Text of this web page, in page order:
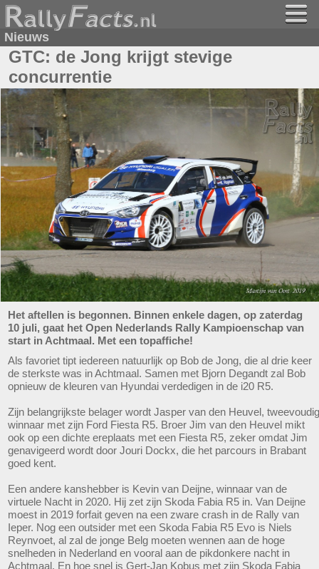
Nieuws
GTC: de Jong krijgt stevige
concurrentie
Het aftellen is begonnen. Binnen enkele dagen, op zaterdag
10 juli, gaat het Open Nederlands Rally Kampioenschap van
start in Achtmaal. Met een topaffiche!
Als favoriet tipt iedereen natuurlijk op Bob de Jong, die al drie keer
de sterkste was in Achtmaal. Samen met Bjorn Degandt zal Bob
opnieuw de kleuren van Hyundai verdedigen in de i20 R5.
Zijn belangrijkste belager wordt Jasper van den Heuvel, tweevoudig
winnaar met zijn Ford Fiesta R5. Broer Jim van den Heuvel mikt
ook op een dichte ereplaats met een Fiesta R5, zeker omdat Jim
genavigeerd wordt door Jouri Dockx, die het parcours in Brabant
goed kent.
Een andere kanshebber is Kevin van Deijne, winnaar van de
virtuele Nacht in 2020. Hij zet zijn Skoda Fabia R5 in. Van Deijne
moest in 2019 forfait geven na een zware crash in de Rally van
Ieper. Nog een outsider met een Skoda Fabia R5 Evo is Niels
Reynvoet, al zal de jonge Belg moeten wennen aan de hoge
snelheden in Nederland en vooral aan de pikdonkere nacht in
Achtmaal. En hoe snel is Gert-Jan Kobus met zijn Skoda Fabia